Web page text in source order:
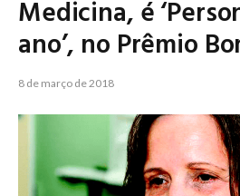
Medicina, é
ano’, no Prêmio
8 de março de 2018